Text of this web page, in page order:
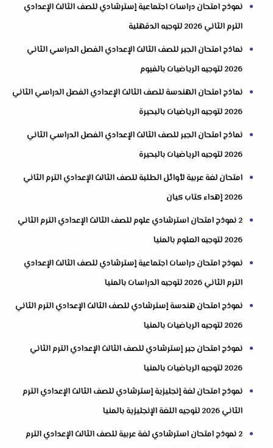
نموذج امتحان دراسات اجتماعية إسترشادي للصف الثالث الإعدادي
الترم الثاني 2026 لتوجيه الدقهلية
نماذج امتحان الجبر للصف الثالث الإعدادي الفصل الدراسي الثاني
2026 لتوجيه الرياضيات بالفيوم
نماذج امتحان الهندسة للصف الثالث الإعدادي الفصل الدراسي الثاني
2026 لتوجيه الرياضيات بالبحيرة
نماذج امتحان الجبر للصف الثالث الإعدادي الفصل الدراسي الثاني
2026 لتوجيه الرياضيات بالبحيرة
امتحان لغة عربية لأوائل الطلبة للصف الثالث الإعدادي الترم الثاني
2026 إهداء كتاب كيان
2 نموذج امتحان استرشادي علوم للصف الثالث الإعدادي الترم الثاني
2026 لتوجيه العلوم بالمنيا
نموذج امتحان دراسات اجتماعية إسترشادي للصف الثالث الإعدادي
الترم الثاني 2026 لتوجيه الدراسات بالمنيا
نموذج امتحان هندسة إسترشادي للصف الثالث الإعدادي الترم الثاني
2026 لتوجيه الرياضيات بالمنيا
نموذج امتحان جبر إسترشادي للصف الثالث الإعدادي الترم الثاني
2026 لتوجيه الرياضيات بالمنيا
نموذج امتحان لغة إنجليزية إسترشادي للصف الثالث الإعدادي الترم
الثاني 2026 لتوجيه اللغة الإنجليزية بالمنيا
2 نموذج امتحان استرشادي لغة عربية للصف الثالث الإعدادي الترم